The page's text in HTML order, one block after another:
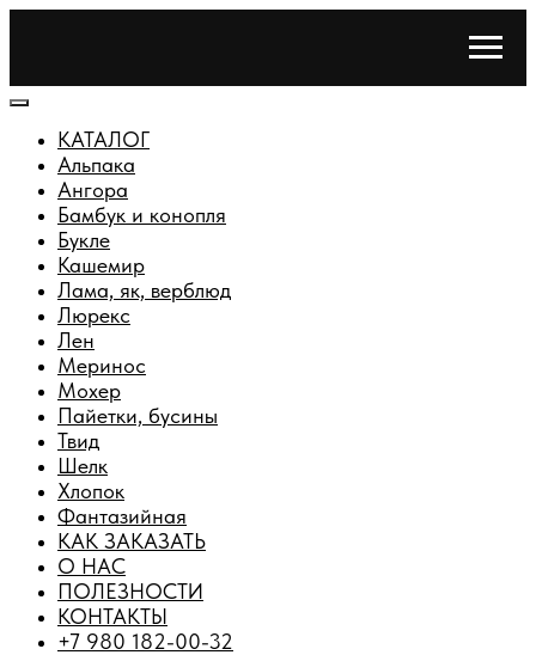
КАТАЛОГ
Альпака
Ангора
Бамбук и конопля
Букле
Кашемир
Лама, як, верблюд
Люрекс
Лен
Меринос
Мохер
Пайетки, бусины
Твид
Шелк
Хлопок
Фантазийная
КАК ЗАКАЗАТЬ
О НАС
ПОЛЕЗНОСТИ
КОНТАКТЫ
+7 980 182-00-32